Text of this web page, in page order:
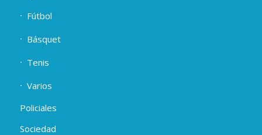
Fútbol
Básquet
Tenis
Varios
Policiales
Sociedad